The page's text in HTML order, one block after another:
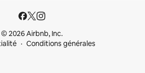
© 2026 Airbnb, Inc.
Conditions générales